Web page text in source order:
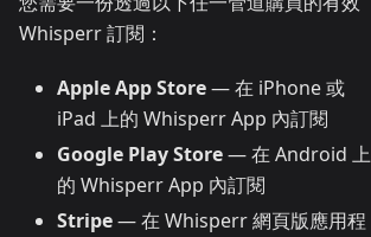
Whisperr 訂閱：
Apple App Store— 在 iPhone 或
iPad 上的 Whisperr App 內訂閱
Google Play Store— 在 Android 上
的 Whisperr App 內訂閱
Stripe— 在 Whisperr 網頁版應用程